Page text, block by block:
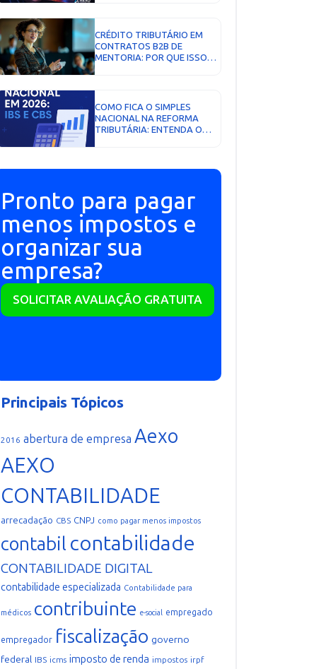
CRÉDITO TRIBUTÁRIO EM
CONTRATOS B2B DE
MENTORIA: POR QUE ISSO
COMO FICA O SIMPLES
NACIONAL NA REFORMA
TRIBUTÁRIA: ENTENDA O
Pronto para pagar
menos impostos e
organizar sua
empresa?
SOLICITAR AVALIAÇÃO GRATUITA
Principais Tópicos
2016 abertura de empresa Aexo
AEXO
CONTABILIDADE
arrecadação CBS CNPJ como pagar menos impostos
contabil contabilidade
CONTABILIDADE DIGITAL
contabilidade especializada Contabilidade para
médicos contribuinte e-social empregado
empregador fiscalização governo
federal IBS icms imposto de renda impostos irpf